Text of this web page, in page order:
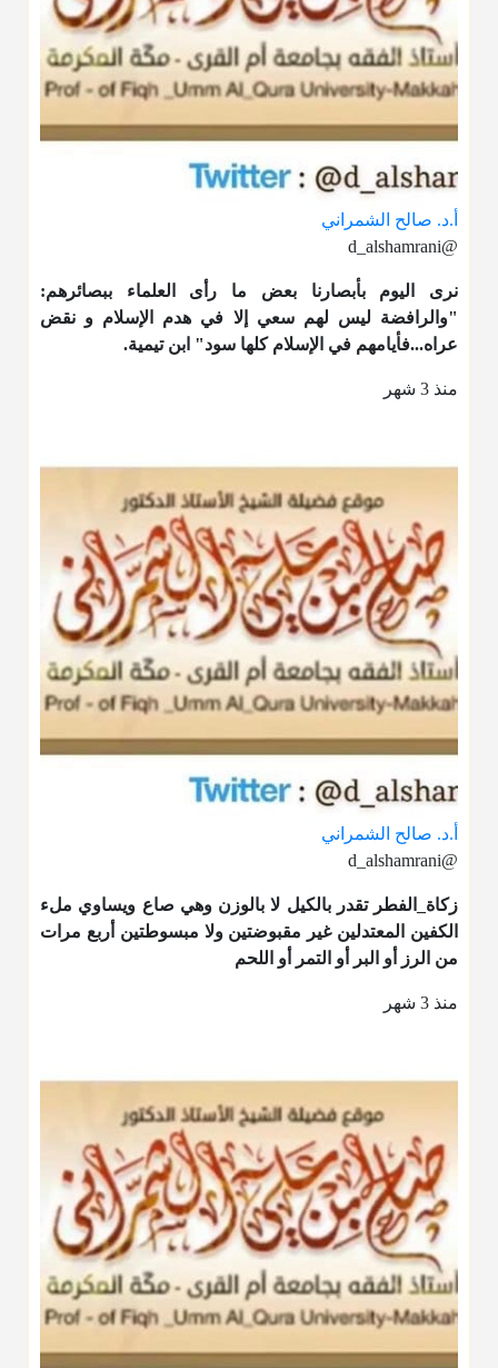
أ.د. صالح الشمراني
@d_alshamrani
نرى اليوم بأبصارنا بعض ما رأى العلماء ببصائرهم:
"والرافضة ليس لهم سعي إلا في هدم الإسلام و نقض
عراه...فأيامهم في الإسلام كلها سود" ابن تيمية.
منذ 3 شهر
أ.د. صالح الشمراني
@d_alshamrani
زكاة_الفطر تقدر بالكيل لا بالوزن وهي صاع ويساوي ملء
الكفين المعتدلين غير مقبوضتين ولا مبسوطتين أربع مرات
من الرز أو البر أو التمر أو اللحم
منذ 3 شهر